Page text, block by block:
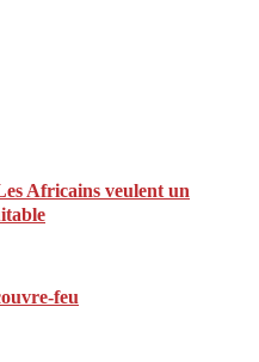
Africains veulent un
feu